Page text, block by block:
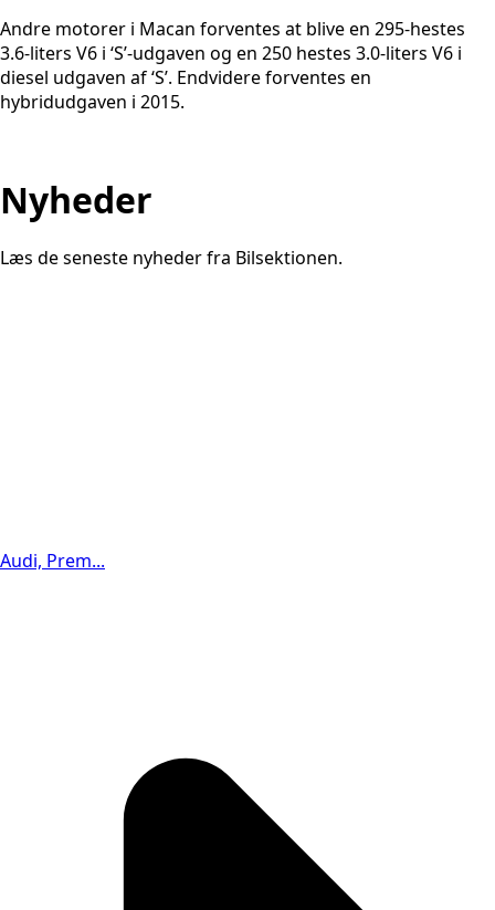
Andre motorer i Macan forventes at blive en 295-hestes
3.6-liters V6 i ‘S’-udgaven og en 250 hestes 3.0-liters V6 i
diesel udgaven af ‘S’. Endvidere forventes en
hybridudgaven i 2015.
Nyheder
Læs de seneste nyheder fra Bilsektionen.
Audi, Prem...